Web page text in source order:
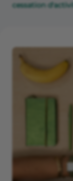
cessation